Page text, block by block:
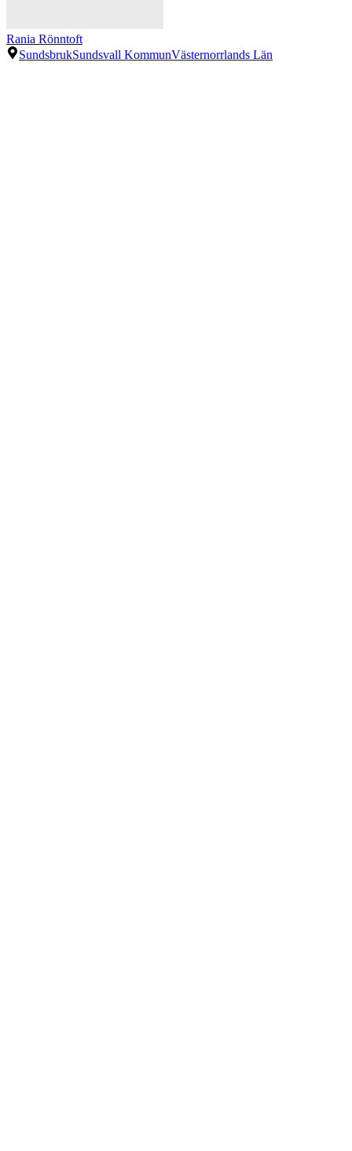
Rania Rönntoft
SundsbrukSundsvall KommunVästernorrlands Län